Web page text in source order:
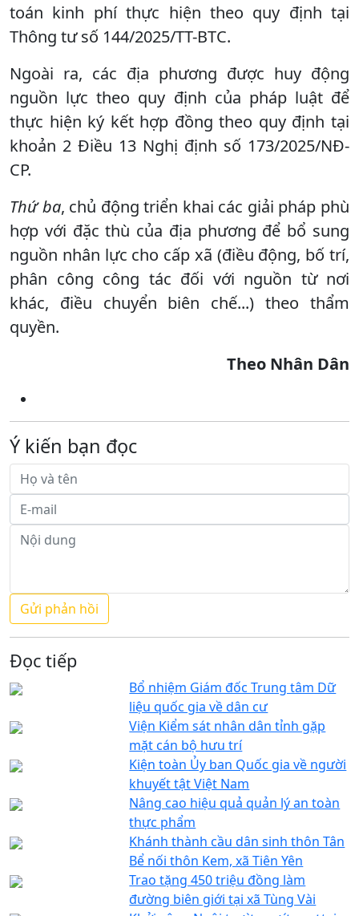
toán kinh phí thực hiện theo quy định tại
Thông tư số 144/2025/TT-BTC.
Ngoài ra, các địa phương được huy động
nguồn lực theo quy định của pháp luật để
thực hiện ký kết hợp đồng theo quy định tại
khoản 2 Điều 13 Nghị định số 173/2025/NĐ-
CP.
Thứ ba, chủ động triển khai các giải pháp phù
hợp với đặc thù của địa phương để bổ sung
nguồn nhân lực cho cấp xã (điều động, bố trí,
phân công công tác đối với nguồn từ nơi
khác, điều chuyển biên chế...) theo thẩm
quyền.
Theo Nhân Dân
Ý kiến bạn đọc
Đọc tiếp
Bổ nhiệm Giám đốc Trung tâm Dữ
liệu quốc gia về dân cư
Viện Kiểm sát nhân dân tỉnh gặp
mặt cán bộ hưu trí
Kiện toàn Ủy ban Quốc gia về người
khuyết tật Việt Nam
Nâng cao hiệu quả quản lý an toàn
thực phẩm
Khánh thành cầu dân sinh thôn Tân
Bể nối thôn Kem, xã Tiên Yên
Trao tặng 450 triệu đồng làm
đường biên giới tại xã Tùng Vài